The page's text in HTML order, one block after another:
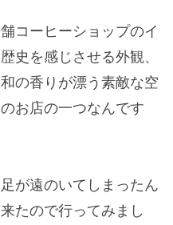
コーヒーショップのイ
史を感じさせる外観、
の香りが漂う素敵な空
お店の一つなんです
が遠のいてしまったん
たので行ってみまし